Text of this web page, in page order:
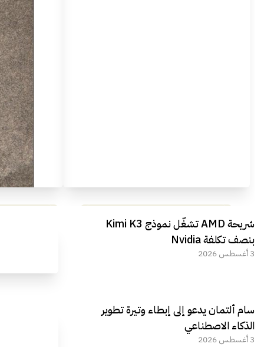
مراجعة شاملة لعملاق الألعاب
الجديد REDMAGIC 11 AIR
شريحة AMD تشغّل نموذج Kimi K3
بنصف تكلفة Nvidia
3 أغسطس 2026
سام ألتمان يدعو إلى إبطاء وتيرة تطوير
الذكاء الاصطناعي
3 أغسطس 2026